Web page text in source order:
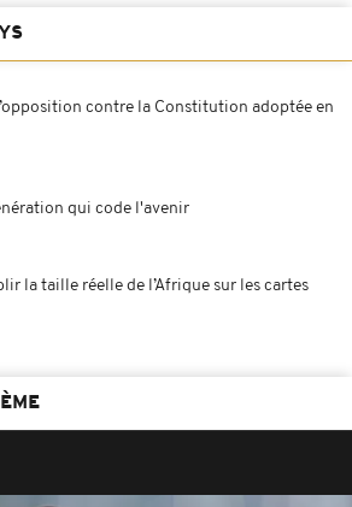
contre la Constitution adoptée en
qui code l'avenir
la taille réelle de l’Afrique sur les cartes